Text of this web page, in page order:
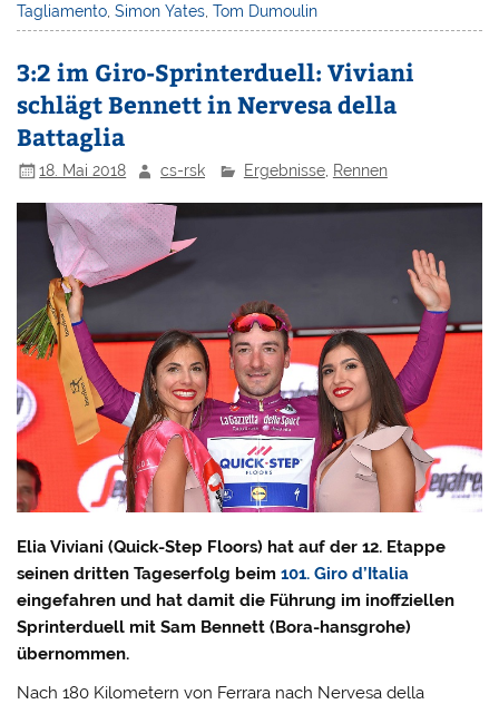
Tagliamento ,Simon Yates ,Tom Dumoulin
3:2 im Giro-Sprinterduell: Viviani
schlägt Bennett in Nervesa della
Battaglia
18. Mai 2018 cs-rsk Ergebnisse, Rennen
Elia Viviani (Quick-Step Floors) hat auf der 12. Etappe
seinen dritten Tageserfolg beim101. Giro d’Italia
eingefahren und hat damit die Führung im inoffziellen
Sprinterduell mit Sam Bennett (Bora-hansgrohe)
übernommen.
Nach 180 Kilometern von Ferrara nach Nervesa della